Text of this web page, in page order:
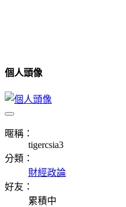
個人頭像
暱稱：
tigercsia3
分類：
財經政論
好友：
累積中